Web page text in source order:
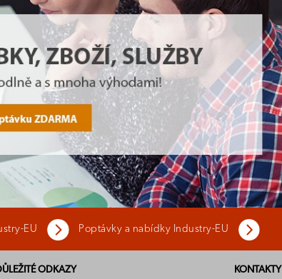
EU Poptávky a nabídky Industry-EU
ODKAZY KONTAKTY